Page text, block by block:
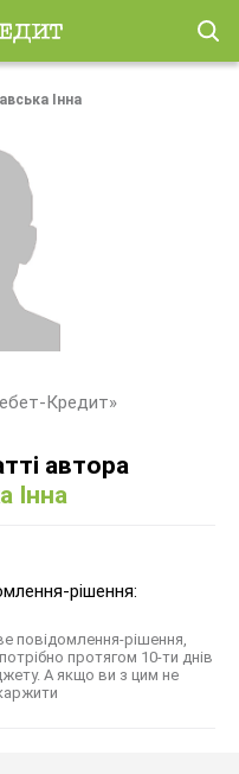
Інна
Кредит»
автора
Інна
рішення:
повідомлення-рішення,
протягом 10-ти днів
А якщо ви з цим не